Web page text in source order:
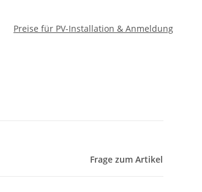
Preise für PV-Installation & Anmeldung
Frage zum Artikel